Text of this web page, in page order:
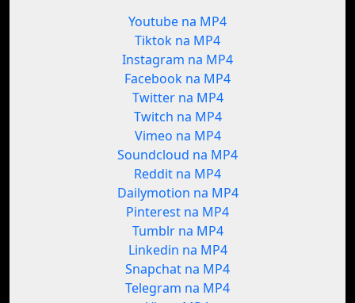
Youtube na MP4
Tiktok na MP4
Instagram na MP4
Facebook na MP4
Twitter na MP4
Twitch na MP4
Vimeo na MP4
Soundcloud na MP4
Reddit na MP4
Dailymotion na MP4
Pinterest na MP4
Tumblr na MP4
Linkedin na MP4
Snapchat na MP4
Telegram na MP4